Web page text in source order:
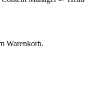
Warenkorb.